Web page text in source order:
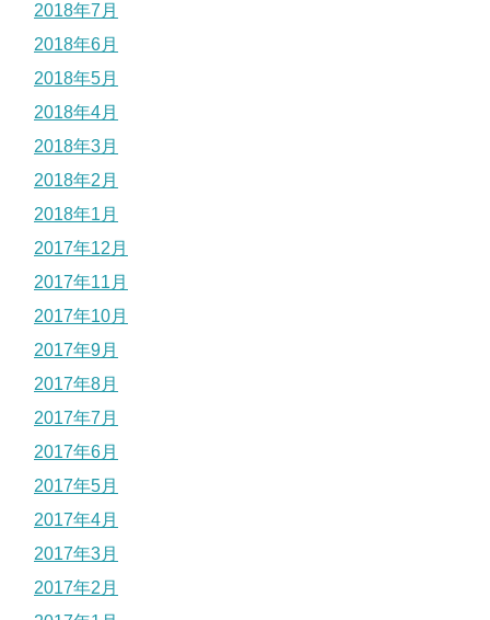
2018年7月
2018年6月
2018年5月
2018年4月
2018年3月
2018年2月
2018年1月
2017年12月
2017年11月
2017年10月
2017年9月
2017年8月
2017年7月
2017年6月
2017年5月
2017年4月
2017年3月
2017年2月